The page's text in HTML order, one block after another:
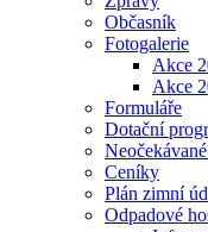
Občasník
Fotogalerie
Akce
Akce
Formuláře
Dotační
Ceníky
Plán zimní
Odpadové